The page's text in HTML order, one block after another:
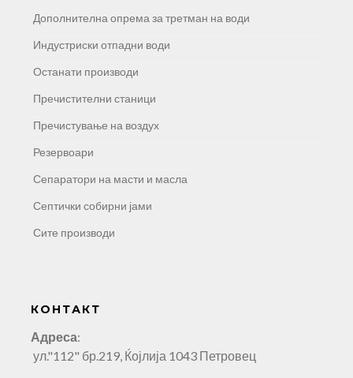
Дополнителна опрема за третман на води
Индустриски отпадни води
Останати производи
Пречистителни станици
Пречистување на воздух
Резервоари
Сепаратори на масти и масла
Септички собирни јами
Сите производи
КОНТАКТ
Адреса:
ул."112" бр.219, Ќојлија 1043 Петровец